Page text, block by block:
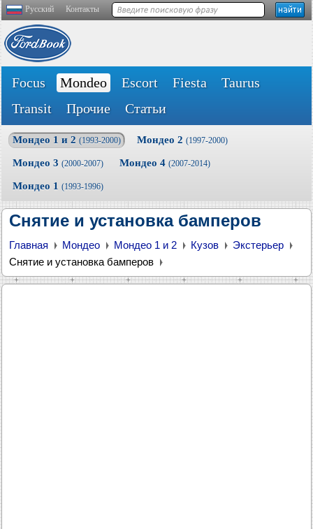
Русский Контакты
Focus Mondeo Escort Fiesta
Taurus
Transit
Прочие Статьи
Мондео 1 и 2 (1993-2000) Мондео 2 (1997-2000)
Мондео 3 (2000-2007) Мондео 4 (2007-2014)
Мондео 1 (1993-1996)
Снятие и установка бамперов
Главная Мондео Мондео 1 и 2 Кузов
Экстерьер
Снятие и установка бамперов